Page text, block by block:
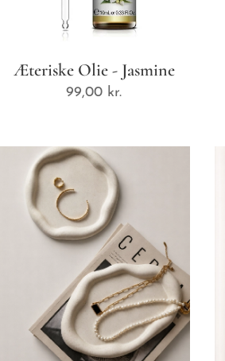
Æteriske Olie - Jasmine
99,00 kr.